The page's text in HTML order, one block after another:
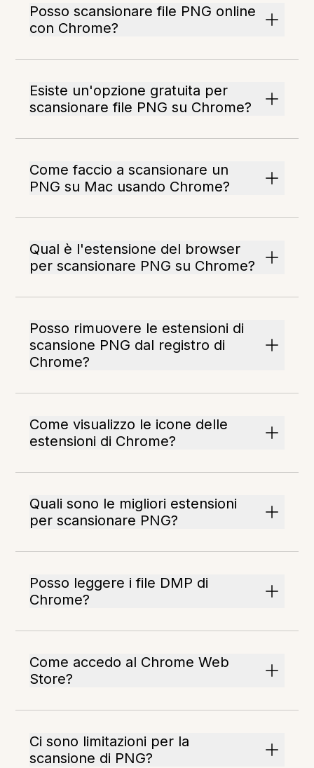
Posso scansionare file PNG online
con Chrome?
Esiste un'opzione gratuita per
scansionare file PNG su Chrome?
Come faccio a scansionare un
PNG su Mac usando Chrome?
Qual è l'estensione del browser
per scansionare PNG su Chrome?
Posso rimuovere le estensioni di
scansione PNG dal registro di
Chrome?
Come visualizzo le icone delle
estensioni di Chrome?
Quali sono le migliori estensioni
per scansionare PNG?
Posso leggere i file DMP di
Chrome?
Come accedo al Chrome Web
Store?
Ci sono limitazioni per la
scansione di PNG?